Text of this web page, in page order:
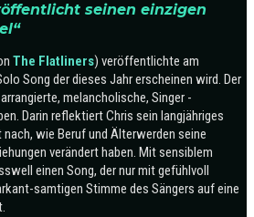
seinen einzigen
The Flatliners) veröffentlichte am
Song der dieses Jahr erscheinen wird. Der
melancholische, Singer -
Darin reflektiert Chris sein langjähriges
wie Beruf und Älterwerden seine
verändert haben. Mit sensiblem
einen Song, der nur mit gefühlvoll
samtigen Stimme des Sängers auf eine